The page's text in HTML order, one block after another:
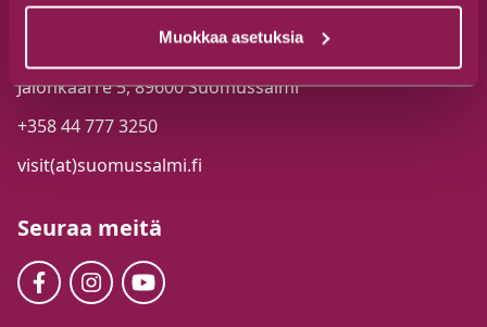
Muokkaa asetuksia
Suomussalmen Matkailutoimisto
Jalonkaarre 5, 89600 Suomussalmi
+358 44 777 3250
visit(at)suomussalmi.fi
Seuraa meitä